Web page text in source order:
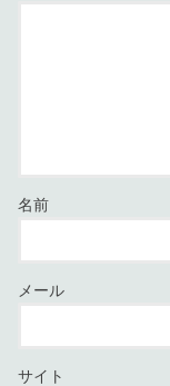
名前
メール
サイト